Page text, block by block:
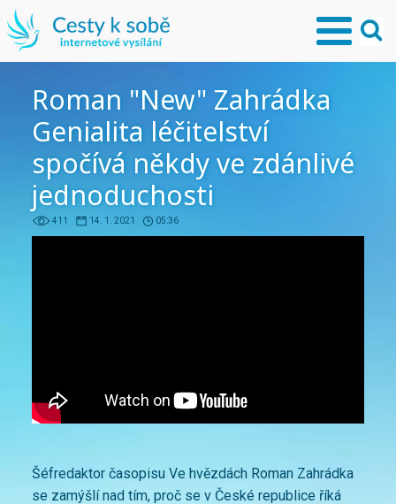
Roman "New" Zahrádka
Genialita léčitelství
spočívá někdy ve zdánlivé
jednoduchosti
411 14. 1. 2021 05:36
Šéfredaktor časopisu Ve hvězdách Roman Zahrádka
se zamýšlí nad tím, proč se v České republice říká